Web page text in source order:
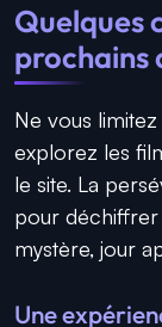
Quelques
prochains
Ne vous
explorez les
le site. La
pour
mystère, jour
Une